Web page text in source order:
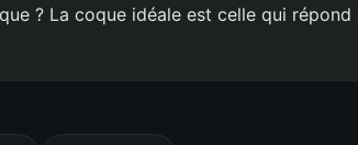
? La coque idéale est celle qui